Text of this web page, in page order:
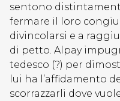
sentono
fermare il loro
divincolarsi e a
di petto. Alpay
tedesco (?) per
lui ha l’affidamento
scorrazzarli dove